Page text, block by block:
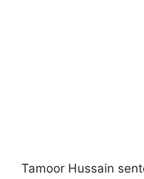
Tamoor Hussain